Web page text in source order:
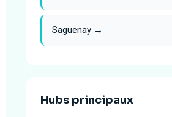
Saguenay →
Hubs principaux